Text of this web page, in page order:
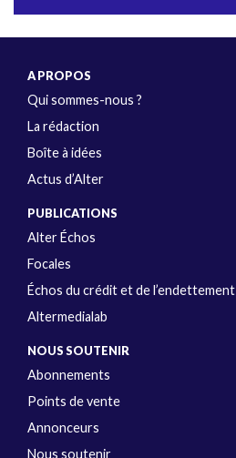
A PROPOS
Qui sommes-nous ?
La rédaction
Boîte à idées
Actus d’Alter
PUBLICATIONS
Alter Échos
Focales
Échos du crédit et de l’endettement
Altermedialab
NOUS SOUTENIR
Abonnements
Points de vente
Annonceurs
Nous soutenir